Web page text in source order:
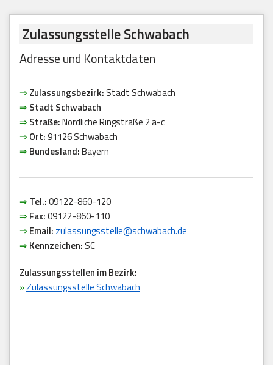
Zulassungsstelle Schwabach
Adresse und Kontaktdaten
⇒ Zulassungsbezirk: Stadt Schwabach
⇒ Stadt Schwabach
⇒ Straße:Nördliche Ringstraße 2 a-c
⇒ Ort:91126 Schwabach
⇒ Bundesland:Bayern
⇒ Tel.:09122-860-120
⇒ Fax:09122-860-110
⇒ Email: zulassungsstelle@schwabach.de
⇒ Kennzeichen: SC
Zulassungsstellen im Bezirk:
»Zulassungsstelle Schwabach